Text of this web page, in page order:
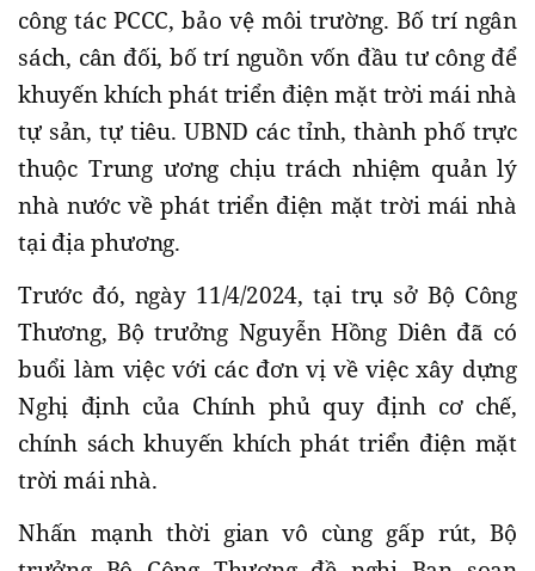
công tác PCCC, bảo vệ môi trường. Bố trí ngân
sách, cân đối, bố trí nguồn vốn đầu tư công để
khuyến khích phát triển điện mặt trời mái nhà
tự sản, tự tiêu. UBND các tỉnh, thành phố trực
thuộc Trung ương chịu trách nhiệm quản lý
nhà nước về phát triển điện mặt trời mái nhà
tại địa phương.
Trước đó, ngày 11/4/2024, tại trụ sở Bộ Công
Thương, Bộ trưởng Nguyễn Hồng Diên đã có
buổi làm việc với các đơn vị về việc xây dựng
Nghị định của Chính phủ quy định cơ chế,
chính sách khuyến khích phát triển điện mặt
trời mái nhà.
Nhấn mạnh thời gian vô cùng gấp rút, Bộ